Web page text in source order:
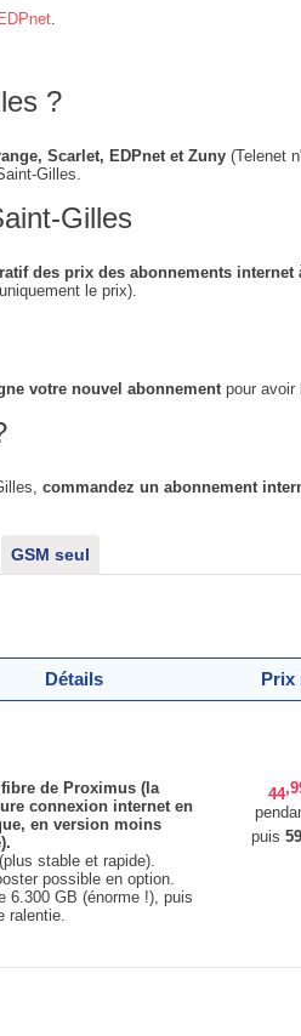
EDPnet.
?
Scarlet, EDPnet et Zuny(Telenet
Gilles.
Gilles
des prix des abonnements internet
le prix).
votre nouvel abonnementpour avoir
commandez un abonnement
GSM seul
Détails Prix
de Proximus (la
connexion internet en
en version moins
stable et rapide).
possible en option.
6.300 GB (énorme !), puis
ralentie.
44
puis 59